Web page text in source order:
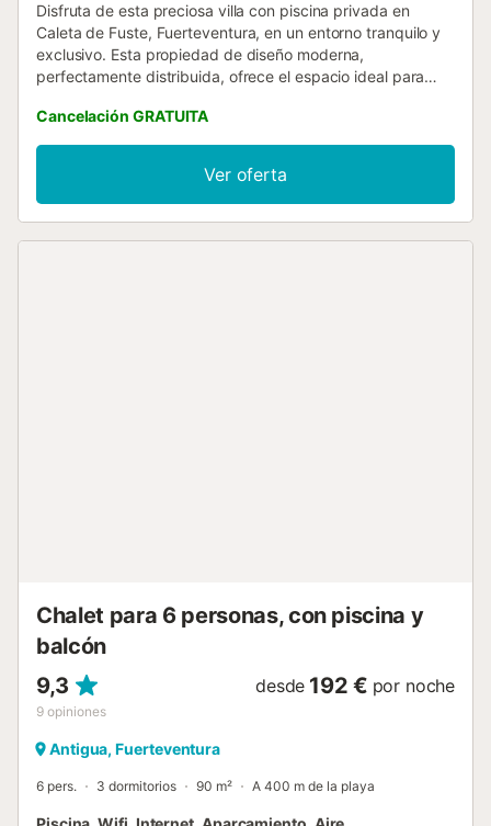
Disfruta de esta preciosa villa con piscina privada en
Caleta de Fuste, Fuerteventura, en un entorno tranquilo y
exclusivo. Esta propiedad de diseño moderna,
perfectamente distribuida, ofrece el espacio ideal para
dormitorios y capacidad para 8 personas, la villa garantiza
privacidad y confort. Con una decoración cuidada al
detalle, y un espacio exterior con piscina privada y
solárium, donde podrás relajarte y disfrutar del buen clima.
Esta moderna villa es ideal para familias, grupos de
Cancelación GRATUITA
Ver oferta
Chalet para 6 personas, con piscina y
balcón
9,3
9 opiniones
desde 192 € por noche
Antigua, Fuerteventura
6 pers. 3 dormitorios 90 m² A 400 m de la playa